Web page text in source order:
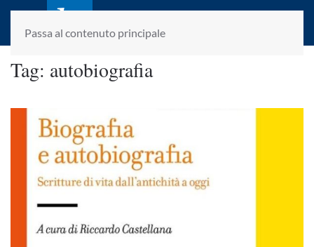
Passa al contenuto principale
laletteraturaenoi.it
fondato da Romano Luperini
Tag: autobiografia